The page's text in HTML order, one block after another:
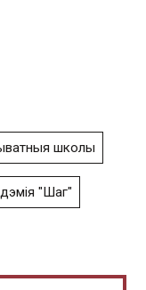
школы
"Шаг"